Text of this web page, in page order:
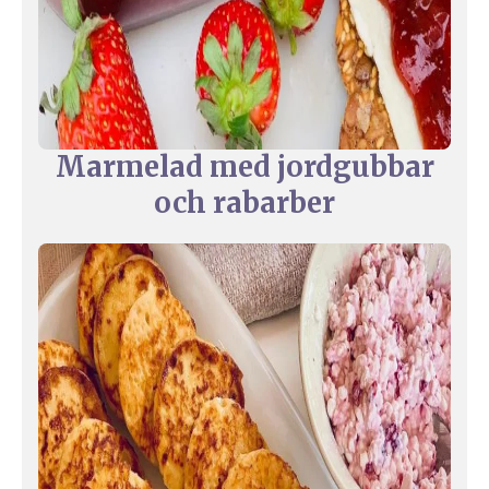
Marmelad med jordgubbar
och rabarber